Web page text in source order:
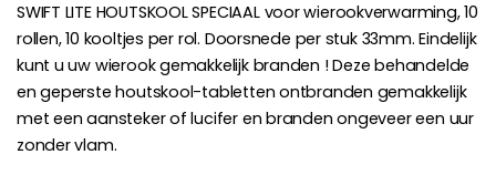
Heilige Zalvende Olie
€9.90 €5.00
SWIFT LITE HOUTSKOOL SPECIAAL voor wierookverwarming, 10
rollen, 10 kooltjes per rol. Doorsnede per stuk 33mm. Eindelijk
kunt u uw wierook gemakkelijk branden ! Deze behandelde
en geperste houtskool-tabletten ontbranden gemakkelijk
met een aansteker of lucifer en branden ongeveer een uur
zonder vlam.